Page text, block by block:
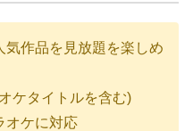
気作品を見放題を楽しめ
ケタイトルを含む)
オケに対応